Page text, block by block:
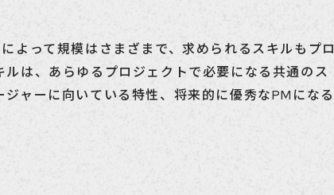
よって規模はさまざまで、求められるスキルもプロ
は、あらゆるプロジェクトで必要になる共通のス
ャーに向いている特性、将来的に優秀なPMになる